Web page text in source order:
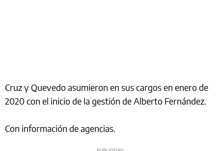
Cruz y Quevedo asumieron en sus cargos en enero de
2020 con el inicio de la gestión de Alberto Fernández.
Con información de agencias.